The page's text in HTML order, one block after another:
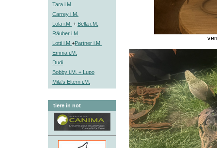
Tara i.M.
Carrey i.M.
Lola i.M. + Bella i.M.
Räuber i.M.
Lotti i.M. +Partner i.M.
Emma i.M.
Dudi
Bobby i.M. + Lupo
Mila's Eltern i.M.
tiere in not